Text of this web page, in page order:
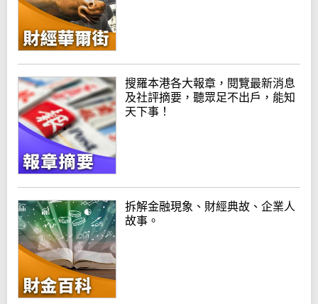
搜羅本港各大報章，閱覽最新消息
及社評摘要，聽眾足不出戶，能知
天下事！
拆解金融現象、財經典故、企業人
故事。